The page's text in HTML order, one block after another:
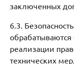
заключенных
6.3.
обрабатываются
реализации
технических